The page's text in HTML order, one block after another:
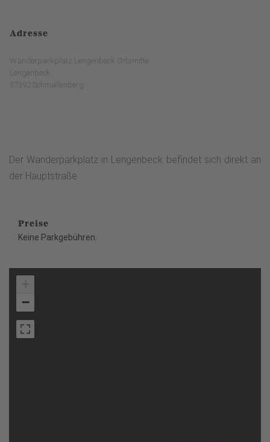
Adresse
Wanderparkplatz Lengenbeck Ortsmitte
Lengenbeck
57392 Schmallenberg
Der Wanderparkplatz in Lengenbeck befindet sich direkt an
der Hauptstraße.
Preise
Keine Parkgebühren.
−